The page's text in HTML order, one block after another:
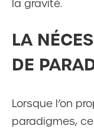
la gravité.
LA
DE
Lorsque l’on
paradigmes,